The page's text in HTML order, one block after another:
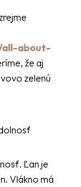
all-about-
že aj
zelenú
Ľan je
Vlákno má